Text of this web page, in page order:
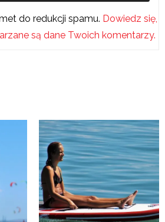
do redukcji spamu. Dowiedz się,
są dane Twoich komentarzy.